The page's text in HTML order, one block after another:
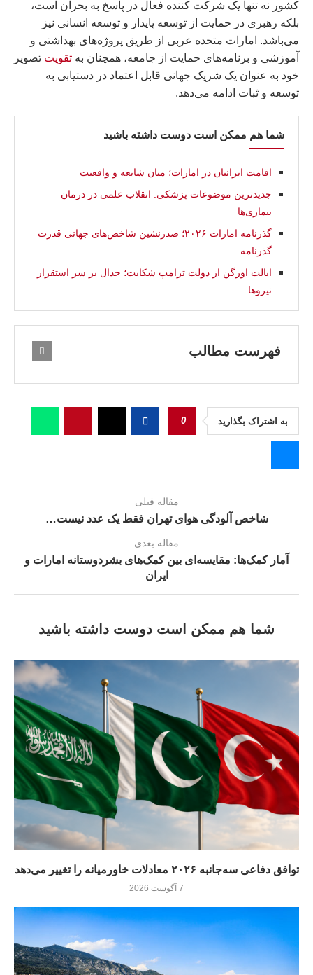
کشور نه تنها یک شرکت کننده فعال در پاسخ به بحران است،
بلکه رهبری در حمایت از توسعه پایدار و توسعه انسانی نیز
می‌باشد. امارات متحده عربی از طریق پروژه‌های بهداشتی و
آموزشی و برنامه‌های حمایت از جامعه، همچنان به تقویت تصویر
خود به عنوان یک شریک جهانی قابل اعتماد در دستیابی به
توسعه و ثبات ادامه می‌دهد.
شما هم ممکن است دوست داشته باشید
اقامت ایرانیان در امارات؛ میان شایعه و واقعیت
جدیدترین موضوعات پزشکی: انقلاب علمی در درمان
بیماری‌ها
گذرنامه امارات ۲۰۲۶؛ صدرنشین شاخص‌های جهانی قدرت
گذرنامه
ایالت اورگن از دولت ترامپ شکایت؛ جدال بر سر استقرار
نیروها
فهرست مطالب
به اشتراک بگذارید 0
مقاله قبلی
شاخص آلودگی هواى تهران فقط یک عدد نیست…
مقاله بعدی
آمار کمک‌ها: مقایسه‌ای بین کمک‌های بشردوستانه امارات و
ایران
شما هم ممکن است دوست داشته باشید
توافق دفاعی سه‌جانبه ۲۰۲۶ معادلات خاورمیانه را تغییر می‌دهد
7 آگوست 2026